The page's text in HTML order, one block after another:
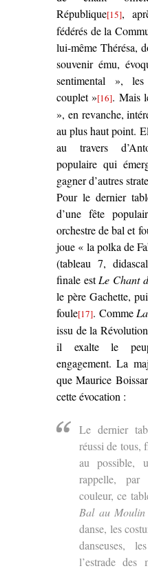
République[15],
fédérés de la
lui-même Thérésa,
souvenir ému,
sentimental »,
couplet »[16]. Mais
», en revanche,
au plus haut point.
au travers
populaire qui
gagner d’autres
Pour le dernier
d’une fête
orchestre de bal et
joue « la polka de
(tableau 7,
finale estLe Chant
le père Gachette,
foule[17]. Comme
issu de la
il exalte le
engagement. La
que Maurice
cette évocation :
Le dernier
réussi de tous,
au
rappelle,
couleur, ce
Bal au
danse, les
danseuses,
l’estrade des